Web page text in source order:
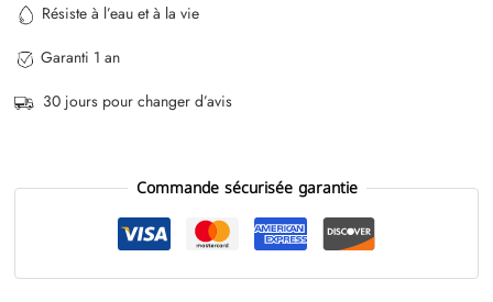
Résiste à l’eau et à la vie
Garanti 1 an
30 jours pour changer d’avis
Commande sécurisée garantie